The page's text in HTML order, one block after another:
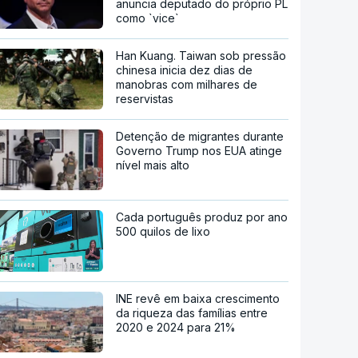
anuncia deputado do próprio PL
como `vice`
Han Kuang. Taiwan sob pressão
chinesa inicia dez dias de
manobras com milhares de
reservistas
Detenção de migrantes durante
Governo Trump nos EUA atinge
nível mais alto
Cada português produz por ano
500 quilos de lixo
INE revê em baixa crescimento
da riqueza das famílias entre
2020 e 2024 para 21%